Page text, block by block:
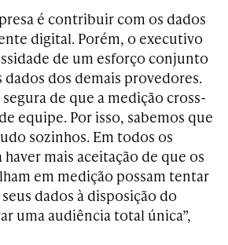
é contribuir com os dados
digital. Porém, o executivo
de um esforço conjunto
dados dos demais provedores.
segura de que a medição cross-
equipe. Por isso, sabemos que
sozinhos. Em todos os
mais aceitação de que os
em medição possam tentar
dados à disposição do
uma audiência total única”,